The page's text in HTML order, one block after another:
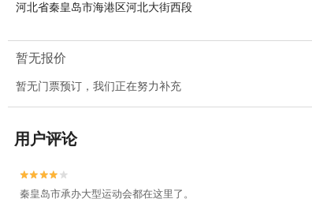
河北省秦皇岛市海港区河北大街西段
暂无报价
暂无门票预订，我们正在努力补充
用户评论


秦皇岛市承办大型运动会都在这里了。